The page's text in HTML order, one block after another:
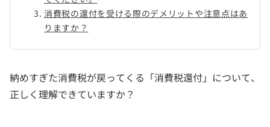
消費税の還付を受ける際のデメリットや注意点はあ
りますか？
納めすぎた消費税が戻ってくる「消費税還付」について、
正しく理解できていますか？